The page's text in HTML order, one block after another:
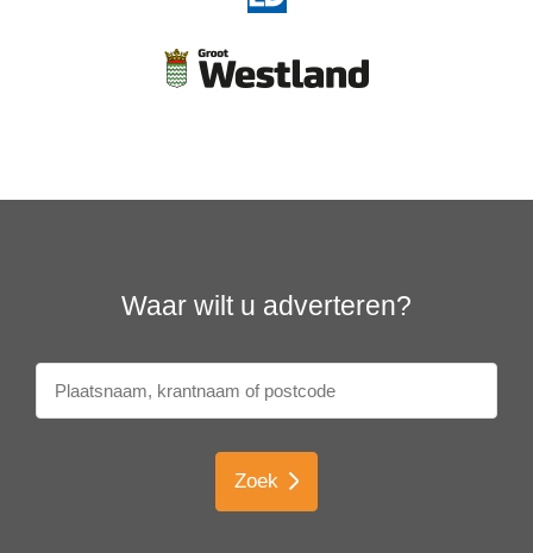
Waar wilt u adverteren?
Zoek